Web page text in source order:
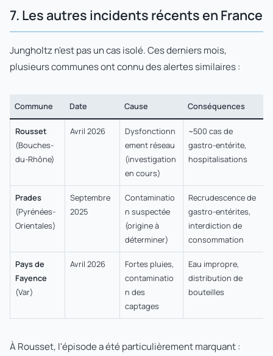
7. Les autres incidents récents en France
Jungholtz n'est pas un cas isolé. Ces derniers mois,
plusieurs communes ont connu des alertes similaires :
Commune Date Cause Conséquences
Rousset
(Bouches-
du-Rhône)
Avril 2026
Dysfonctionn
ement réseau
(investigation
en cours)
~500 cas de
gastro-entérite,
hospitalisations
Prades
(Pyrénées-
Orientales)
Septembre
2025
Contaminatio
n suspectée
(origine à
déterminer)
Recrudescence de
gastro-entérites,
interdiction de
consommation
Pays de
Fayence
(Var)
Avril 2026
Fortes pluies,
contaminatio
n des
captages
Eau impropre,
distribution de
bouteilles
À Rousset, l'épisode a été particulièrement marquant :